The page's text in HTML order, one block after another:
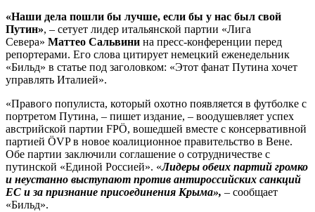
«Наши дела пошли бы лучше, если бы у нас был свой
Путин», – сетует лидер итальянской партии «Лига
Севера» Маттео Сальвини на пресс-конференции перед
репортерами. Его слова цитирует немецкий еженедельник
«Бильд» в статье под заголовком: «Этот фанат Путина хочет
управлять Италией».
«Правого популиста, который охотно появляется в футболке с
портретом Путина, – пишет издание, – воодушевляет успех
австрийской партии FPÖ, вошедшей вместе с консервативной
партией ÖVP в новое коалиционное правительство в Вене.
Обе партии заключили соглашение о сотрудничестве с
путинской «Единой Россией». «Лидеры обеих партий громко
и неустанно выступают против антироссийских санкций
ЕС и за признание присоединения Крыма», – сообщает
«Бильд».